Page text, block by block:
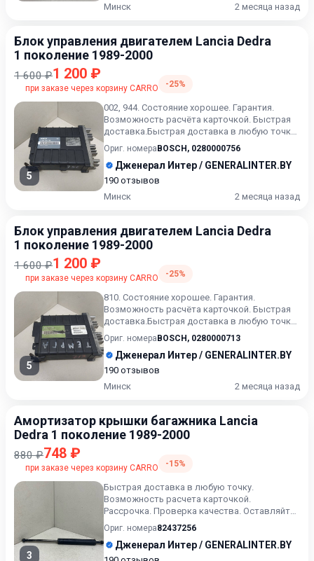
Минск
2 месяца назад
Блок управления двигателем Lancia Dedra
1 поколение 1989-2000
1 600 ₽1 200 ₽
при заказе через корзину CARRO -25%
5
002, 944. Состояние хорошее. Гарантия.
Возможность расчёта карточкой. Быстрая
доставка.Быстрая доставка в любую точку.
Возможность расчета к...
Ориг. номера BOSCH , 0280000756
Дженерал Интер / GENERALINTER.BY
190 отзывов
Минск
2 месяца назад
Блок управления двигателем Lancia Dedra
1 поколение 1989-2000
1 600 ₽1 200 ₽
при заказе через корзину CARRO -25%
5
810. Состояние хорошее. Гарантия.
Возможность расчёта карточкой. Быстрая
доставка.Быстрая доставка в любую точку.
Возможность расчета карточ...
Ориг. номера BOSCH , 0280000713
Дженерал Интер / GENERALINTER.BY
190 отзывов
Минск
2 месяца назад
Амортизатор крышки багажника Lancia
Dedra 1 поколение 1989-2000
880 ₽748 ₽
при заказе через корзину CARRO -15%
3
Быстрая доставка в любую точку.
Возможность расчета карточкой.
Рассрочка. Проверка качества. Оставляйте
сообщения ( или выбранный артикул) в...
Ориг. номера82437256
Дженерал Интер / GENERALINTER.BY